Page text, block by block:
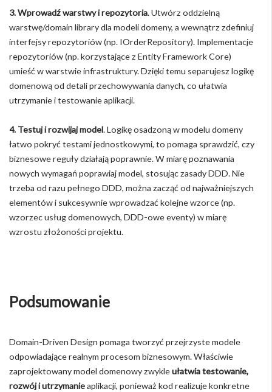
3. Wprowadź warstwy i repozytoria. Utwórz oddzielną
warstwę/domain library dla modeli domeny, a wewnątrz zdefiniuj
interfejsy repozytoriów (np. IOrderRepository). Implementacje
repozytoriów (np. korzystające z Entity Framework Core)
umieść w warstwie infrastruktury. Dzięki temu separujesz logikę
domenową od detali przechowywania danych, co ułatwia
utrzymanie i testowanie aplikacji.
4. Testuj i rozwijaj model. Logikę osadzoną w modelu domeny
łatwo pokryć testami jednostkowymi, to pomaga sprawdzić, czy
biznesowe reguły działają poprawnie. W miarę poznawania
nowych wymagań poprawiaj model, stosując zasady DDD. Nie
trzeba od razu pełnego DDD, można zacząć od najważniejszych
elementów i sukcesywnie wprowadzać kolejne wzorce (np.
wzorzec usług domenowych, DDD-owe eventy) w miarę
wzrostu złożoności projektu.
Podsumowanie
Domain-Driven Design pomaga tworzyć przejrzyste modele
odpowiadające realnym procesom biznesowym. Właściwie
zaprojektowany model domenowy zwykleułatwia testowanie,
rozwój i utrzymanieaplikacji, ponieważ kod realizuje konkretne